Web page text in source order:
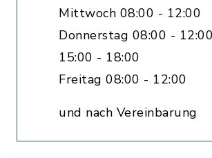
Mittwoch 08:00 - 12:00
Donnerstag 08:00 -
15:00 - 18:00
Freitag 08:00 - 12:00
und nach Vereinbarung